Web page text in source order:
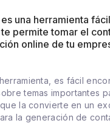
una herramienta
te permite tomar el
online de tu
es fácil
temas importantes
la convierte en un
la generación de